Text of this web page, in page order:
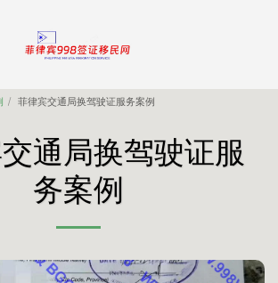
菲律宾交通局换驾驶证服务案例
通局换驾驶证服
务案例